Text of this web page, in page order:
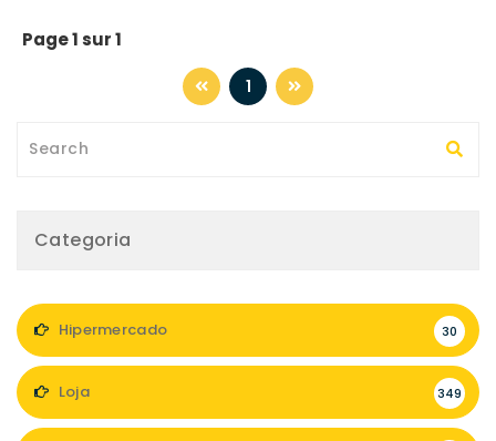
Page 1 sur 1
1
Categoria
Hipermercado 30
Loja 349